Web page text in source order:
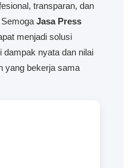
transparan, dan
Jasa Press
menjadi solusi
dampak nyata dan nilai
yang bekerja sama